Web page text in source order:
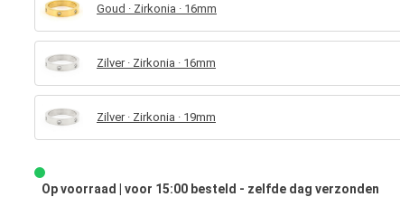
Goud · Zirkonia · 16mm
Zilver · Zirkonia · 16mm
Zilver · Zirkonia · 19mm
Op voorraad | voor 15:00 besteld - zelfde dag verzonden